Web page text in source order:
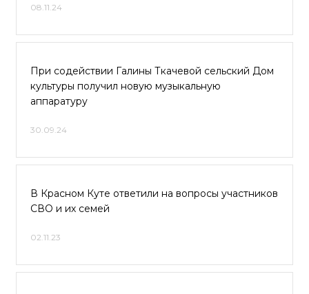
08.11.24
При содействии Галины Ткачевой сельский Дом
культуры получил новую музыкальную
аппаратуру
30.09.24
В Красном Куте ответили на вопросы участников
СВО и их семей
02.11.23